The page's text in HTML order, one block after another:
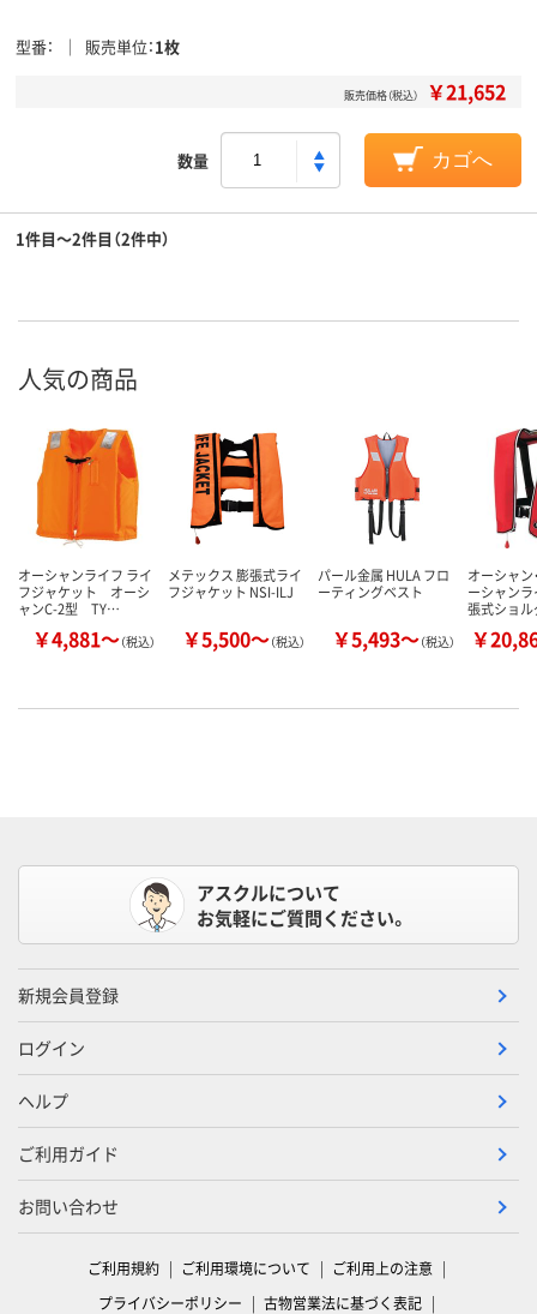
型番 販売単位 1枚
販売価格（税込） ￥21,652
数量 カゴへ
1件目～2件目（2件中）
人気の商品
オーシャンライフ ライ
フジャケット オーシ
ャンC-2型 TY…
￥4,881～（税込）
メテックス 膨張式ライ
フジャケット NSI-ILJ
￥5,500～（税込）
パール金属 HULA フロ
ーティングベスト
￥5,493～（税込）
オーシャン
ーシャン
張式ショ
￥
アスクルについて
お気軽にご質問ください。
新規会員登録
ログイン
ヘルプ
ご利用ガイド
お問い合わせ
ご利用規約 ご利用環境について
ご利用上の注意
プライバシーポリシー
古物営業法に基づく表記